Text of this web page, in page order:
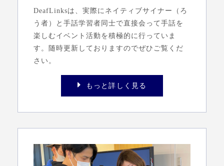
DeafLinksは、実際にネイティブサイナー（ろ
う者）と手話学習者同士で直接会って手話を
楽しむイベント活動を積極的に行っていま
す。随時更新しておりますのでぜひご覧くだ
さい。
もっと詳しく見る